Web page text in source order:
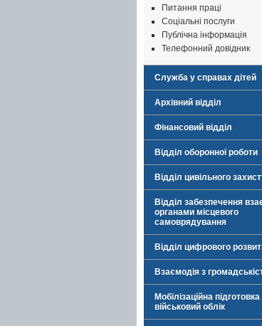
Питання праці
Соціальні послуги
Публічна інформація
Телефонний довідник
Служба у справах дітей
Архівний відділ
Фінансовий відділ
Відділ оборонної роботи
Відділ цивільного
Відділ забезпечення
органами місцевого
самоврядування
Відділ цифрового
Взаємодія з
Мобілізаційна підготовка
військовий облік